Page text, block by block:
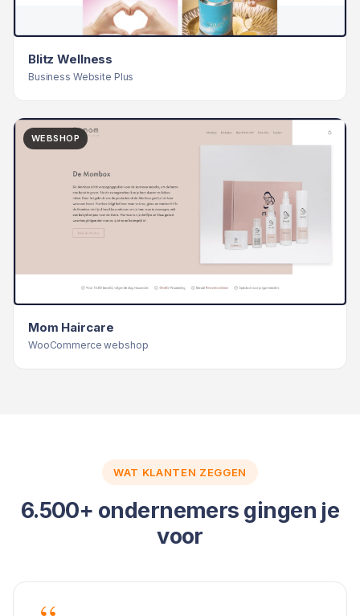
Blitz Wellness
Business Website Plus
WEBSHOP
Mom Haircare
WooCommerce webshop
WAT KLANTEN ZEGGEN
6.500+ ondernemers gingen je
voor